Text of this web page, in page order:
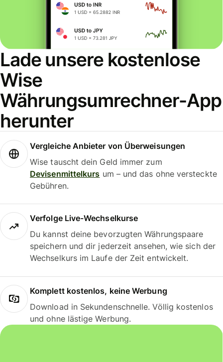
Lade unsere kostenlose
Wise
Währungsumrechner-App
herunter
Vergleiche Anbieter von Überweisungen
Wise tauscht dein Geld immer zum
Devisenmittelkurs um – und das ohne versteckte
Gebühren.
Verfolge Live-Wechselkurse
Du kannst deine bevorzugten Währungspaare
speichern und dir jederzeit ansehen, wie sich der
Wechselkurs im Laufe der Zeit entwickelt.
Komplett kostenlos, keine Werbung
Download in Sekundenschnelle. Völlig kostenlos
und ohne lästige Werbung.